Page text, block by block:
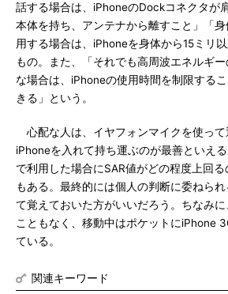
話する場合は、iPhoneのDockコネクタが
本体を持ち、アンテナから離すこと」「
用する場合は、iPhoneを身体から15ミリ
もの。また、「それでも高周波エネルギ
な場合は、iPhoneの使用時間を制限する
きる」という。
心配な人は、イヤフォンマイクを使って
iPhoneを入れて持ち運ぶのが最善といえ
で利用した場合にSAR値がどの程度上回
もある。最終的には個人の判断に委ねら
て覚えておいた方がいいだろう。ちなみ
こともなく、移動中はポケットにiPhone
ている。
関連キーワード